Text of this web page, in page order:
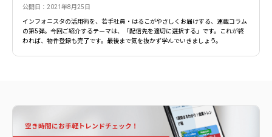
公開日：2021年8月25日
インフォニスタの活用術を、若手社員・はるこがやさしくお届けする、連載コラム
の第5弾。今回ご紹介するテーマは、「配信先を適切に選択する」です。これが終
われば、物件登録も完了です。最後まで気を抜かず学んでいきましょう。
空き時間にお手軽トレンドチェック！